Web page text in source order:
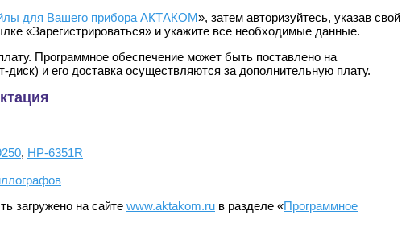
для Вашего прибора АКТАКОМ», затем авторизуйтесь, указав свой
«Зарегистрироваться» и укажите все необходимые данные.
Программное обеспечение может быть поставлено на
и его доставка осуществляются за дополнительную плату.
, HP-6351R
загружено на сайте www.aktakom.ru в разделе «Программное